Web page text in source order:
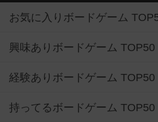
お気に入りボードゲーム
興味ありボードゲーム TOP50
経験ありボードゲーム TOP50
持ってるボードゲーム TOP50